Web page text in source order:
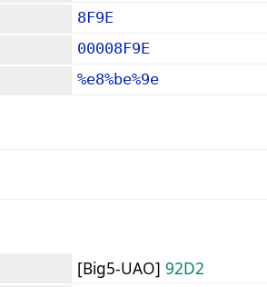
8F9E
00008F9E
%e8%be%9e
[Big5-UAO] 92D2